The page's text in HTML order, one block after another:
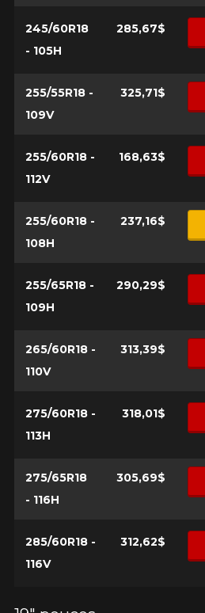
245/60R18
- 105H
285,67$
255/55R18 -
109V
325,71$
255/60R18 -
112V
168,63$
255/60R18 -
108H
237,16$
255/65R18 -
109H
290,29$
265/60R18 -
110V
313,39$
275/60R18 -
113H
318,01$
275/65R18
- 116H
305,69$
285/60R18 -
116V
312,62$